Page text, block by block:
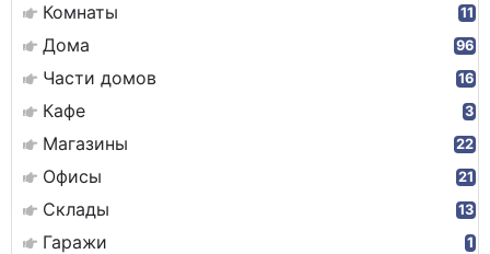
Комнаты 11
Дома 96
Части домов 16
Кафе 3
Магазины 22
Офисы 21
Склады 13
Гаражи 1